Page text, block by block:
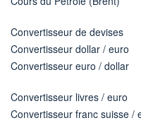
Convertisseur de devises
Convertisseur dollar / euro
Convertisseur euro / dollar
Convertisseur livres / euro
Convertisseur franc suisse /